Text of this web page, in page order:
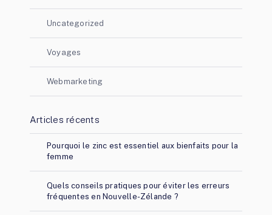
Uncategorized
Voyages
Webmarketing
Articles récents
Pourquoi le zinc est essentiel aux bienfaits pour la
femme
Quels conseils pratiques pour éviter les erreurs
fréquentes en Nouvelle-Zélande ?